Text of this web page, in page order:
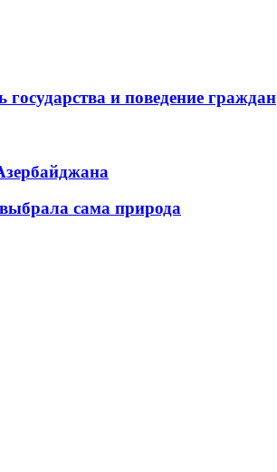
и поведение граждан
сама природа